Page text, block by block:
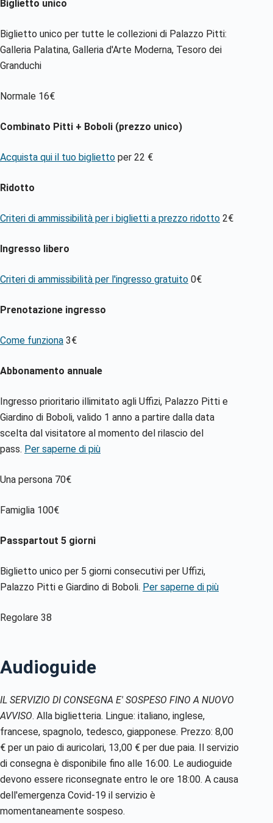
Biglietto unico
Biglietto unico per tutte le collezioni di Palazzo Pitti:
Galleria Palatina, Galleria d'Arte Moderna, Tesoro dei
Granduchi
Normale 16€
Combinato Pitti + Boboli (prezzo unico)
Acquista qui il tuo biglietto per 22 €
Ridotto
Criteri di ammissibilità per i biglietti a prezzo ridotto 2€
Ingresso libero
Criteri di ammissibilità per l'ingresso gratuito 0€
Prenotazione ingresso
Come funziona 3€
Abbonamento annuale
Ingresso prioritario illimitato agli Uffizi, Palazzo Pitti e
Giardino di Boboli, valido 1 anno a partire dalla data
scelta dal visitatore al momento del rilascio del
pass. Per saperne di più
Una persona 70€
Famiglia 100€
Passpartout 5 giorni
Biglietto unico per 5 giorni consecutivi per Uffizi,
Palazzo Pitti e Giardino di Boboli. Per saperne di più
Regolare 38
Audioguide
IL SERVIZIO DI CONSEGNA E' SOSPESO FINO A NUOVO
AVVISO. Alla biglietteria. Lingue: italiano, inglese,
francese, spagnolo, tedesco, giapponese. Prezzo: 8,00
€ per un paio di auricolari, 13,00 € per due paia. Il servizio
di consegna è disponibile fino alle 16:00. Le audioguide
devono essere riconsegnate entro le ore 18:00. A causa
dell'emergenza Covid-19 il servizio è
momentaneamente sospeso.